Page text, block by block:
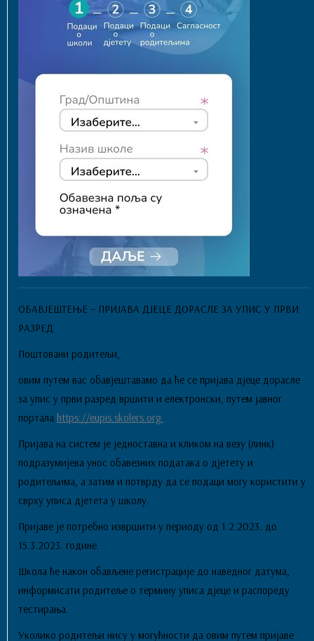
ОБАВЈЕШТЕЊЕ – ПРИЈАВА ДЈЕЦЕ ДОРАСЛЕ ЗА УПИС У ПРВИ
РАЗРЕД
Поштовани родитељи,
овим путем вас обавјештавамо да ће се пријава дјеце дорасле
за упис у први разред вршити и електронски, путем јавног
портала https://eupis.skolers.org.
Пријава на систем је једноставна и кликом на везу (линк)
подразумијева унос обавезних података о дјетету и
родитељима, а затим и потврду да се подаци могу користити у
сврху уписа дјетета у школу.
Пријаве је потребно извршити у периоду од 1.2.2023. до
15.3.2023. године.
Школа ће након обављене регистрације до наведног датума,
информисати родитеље о термину уписа дјеце и распореду
тестирања.
Уколико родитељи нису у могућности да овим путем пријаве